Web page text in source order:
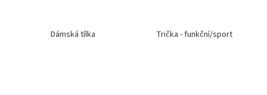
Dámská tílka Trička - funkční/sport